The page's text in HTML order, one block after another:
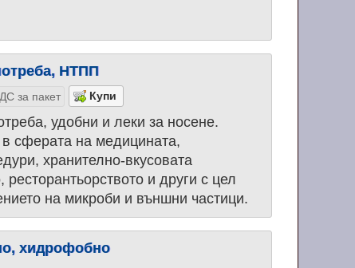
НТПП
за пакет
удобни и леки за носене.
в сферата на медицината,
хранително-вкусовата
и други с цел
на микроби и външни частици.
хидрофобно